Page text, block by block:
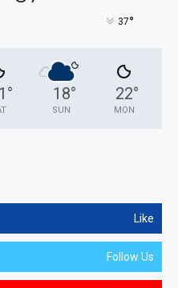
37°
° 18°
SUN
22°
MON
Like
Follow Us